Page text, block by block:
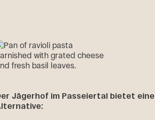
Jägerhof im Passeiertal bietet eine